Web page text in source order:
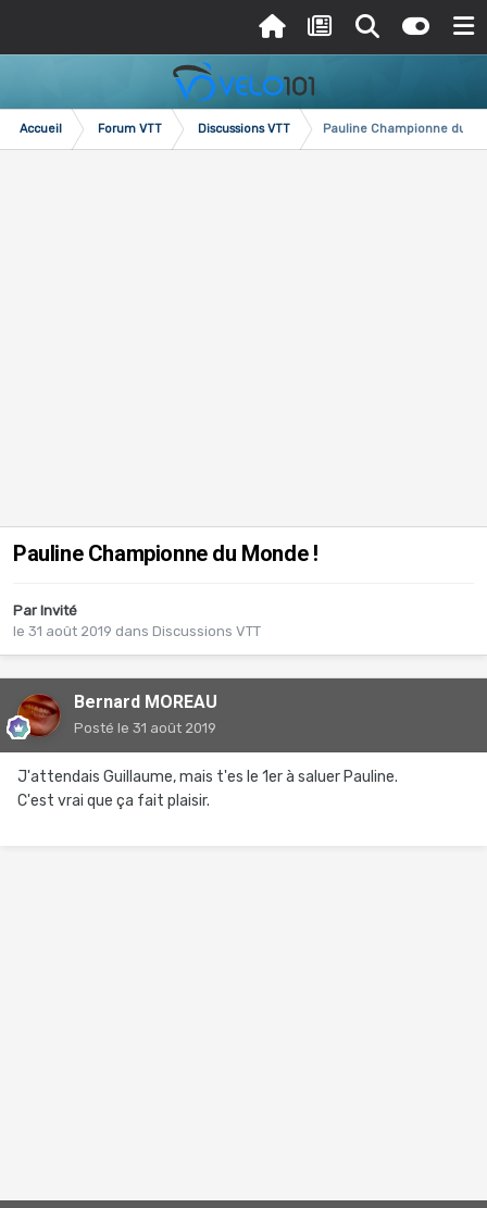
Accueil Forum VTT Discussions VTT Pauline Championne du
Pauline Championne du Monde !
Par Invité
le 31 août 2019 dans Discussions VTT
Bernard MOREAU
Posté le 31 août 2019
J'attendais Guillaume, mais t'es le 1er à saluer Pauline.
C'est vrai que ça fait plaisir.